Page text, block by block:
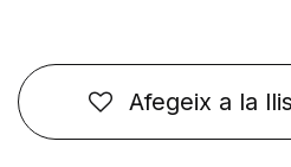
Afegeix a la